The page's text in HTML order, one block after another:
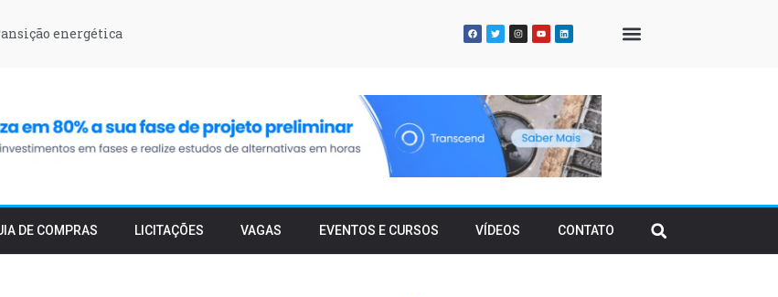
energética
DE COMPRAS LICITAÇÕES VAGAS EVENTOS E CURSOS VÍDEOS CONTATO